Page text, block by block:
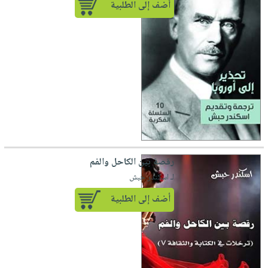
أضف إلى الطلبية
رقصة بين الكاحل والفم
لـ اسكندر حبش
أضف إلى الطلبية